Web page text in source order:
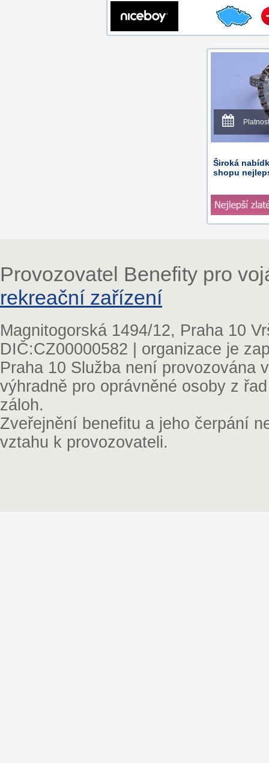
Široká
shopu
Provozovatel Benefity pro
rekreační zařízení
Magnitogorská 1494/12, Praha 10
DIČ:CZ00000582 | organizace je
Praha 10 Služba není provozována
výhradně pro oprávněné osoby z
záloh.
Zveřejnění benefitu a jeho čerpání
vztahu k provozovateli.